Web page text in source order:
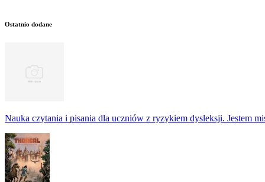
Ostatnio dodane
Nauka czytania i pisania dla uczniów z ryzykiem dysleksji. Jestem